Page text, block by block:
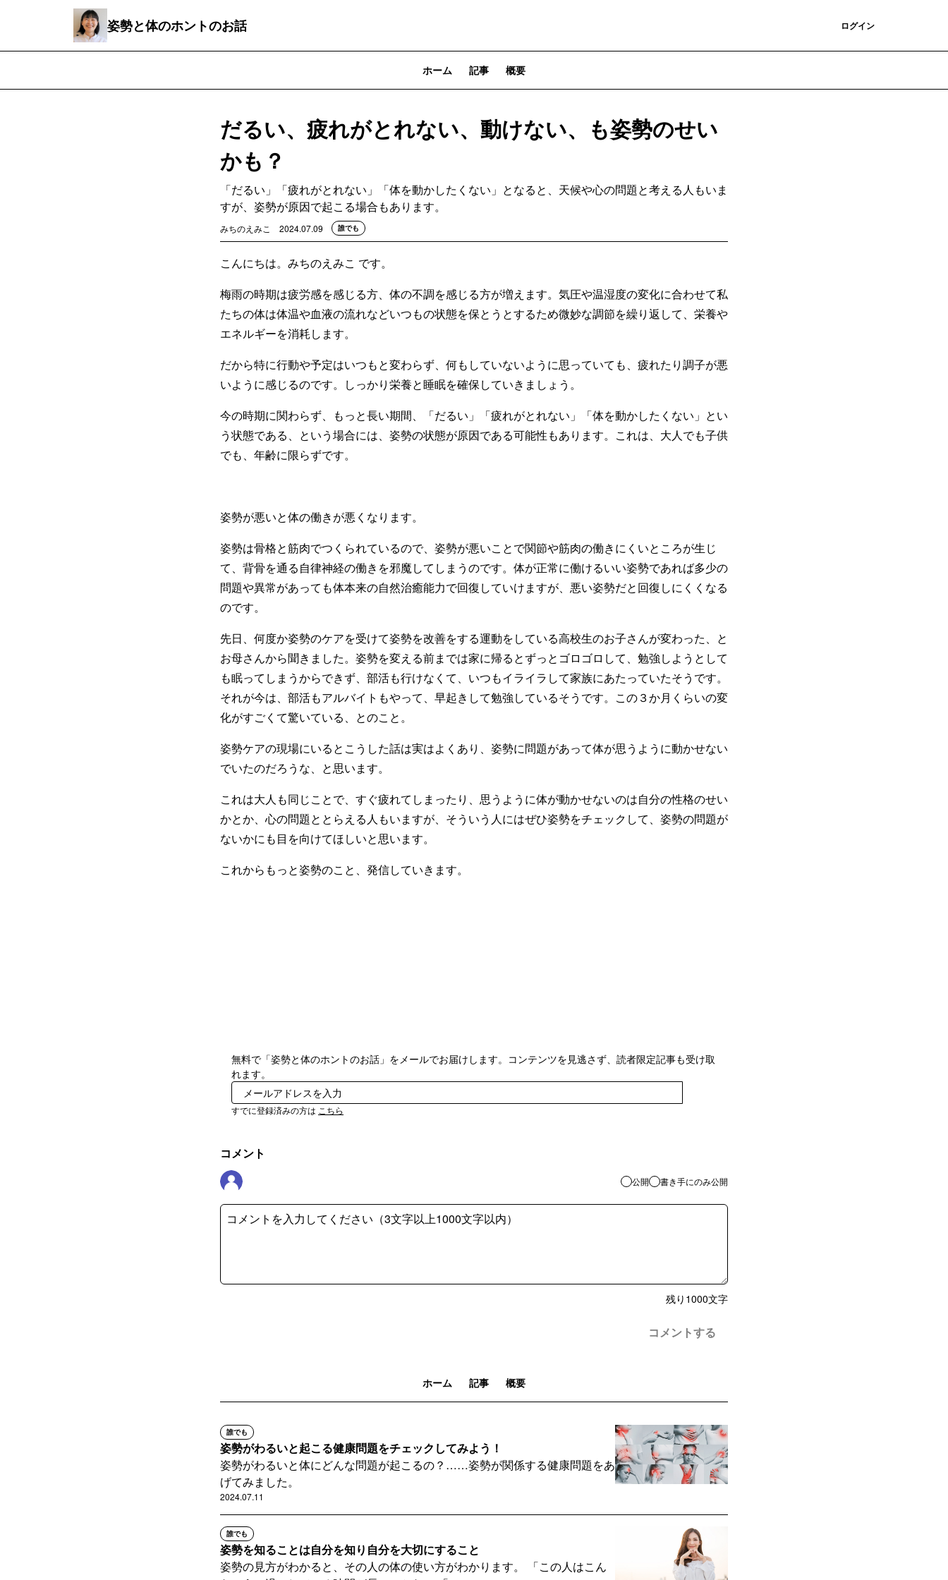
姿勢と体のホントのお話 ログイン
ホーム 記事 概要
だるい、疲れがとれない、動けない、も姿勢のせい
かも？
「だるい」「疲れがとれない」「体を動かしたくない」となると、天候や心の問題と考える人もいま
すが、姿勢が原因で起こる場合もあります。
みちのえみこ 2024.07.09 誰でも
こんにちは。みちのえみこ です。
梅雨の時期は疲労感を感じる方、体の不調を感じる方が増えます。気圧や温湿度の変化に合わせて私
たちの体は体温や血液の流れなどいつもの状態を保とうとするため微妙な調節を繰り返して、栄養や
エネルギーを消耗します。
だから特に行動や予定はいつもと変わらず、何もしていないように思っていても、疲れたり調子が悪
いように感じるのです。しっかり栄養と睡眠を確保していきましょう。
今の時期に関わらず、もっと長い期間、「だるい」「疲れがとれない」「体を動かしたくない」とい
う状態である、という場合には、姿勢の状態が原因である可能性もあります。これは、大人でも子供
でも、年齢に限らずです。
姿勢が悪いと体の働きが悪くなります。
姿勢は骨格と筋肉でつくられているので、姿勢が悪いことで関節や筋肉の働きにくいところが生じ
て、背骨を通る自律神経の働きを邪魔してしまうのです。体が正常に働けるいい姿勢であれば多少の
問題や異常があっても体本来の自然治癒能力で回復していけますが、悪い姿勢だと回復しにくくなる
のです。
先日、何度か姿勢のケアを受けて姿勢を改善をする運動をしている高校生のお子さんが変わった、と
お母さんから聞きました。姿勢を変える前までは家に帰るとずっとゴロゴロして、勉強しようとして
も眠ってしまうからできず、部活も行けなくて、いつもイライラして家族にあたっていたそうです。
それが今は、部活もアルバイトもやって、早起きして勉強しているそうです。この３か月くらいの変
化がすごくて驚いている、とのこと。
姿勢ケアの現場にいるとこうした話は実はよくあり、姿勢に問題があって体が思うように動かせない
でいたのだろうな、と思います。
これは大人も同じことで、すぐ疲れてしまったり、思うように体が動かせないのは自分の性格のせい
かとか、心の問題ととらえる人もいますが、そういう人にはぜひ姿勢をチェックして、姿勢の問題が
ないかにも目を向けてほしいと思います。
これからもっと姿勢のこと、発信していきます。
無料で「姿勢と体のホントのお話」をメールでお届けします。コンテンツを見逃さず、読者限定記事も受け取
れます。
すでに登録済みの方は こちら
コメント
公開 書き手にのみ公開
残り 1000文字
コメントする
ホーム 記事 概要
誰でも
姿勢がわるいと起こる健康問題をチェックしてみよう！
姿勢がわるいと体にどんな問題が起こるの？……姿勢が関係する健康問題をあ
げてみました。
2024.07.11
誰でも
姿勢を知ることは自分を知り自分を大切にすること
姿勢の見方がわかると、その人の体の使い方がわかります。 「この人はこん